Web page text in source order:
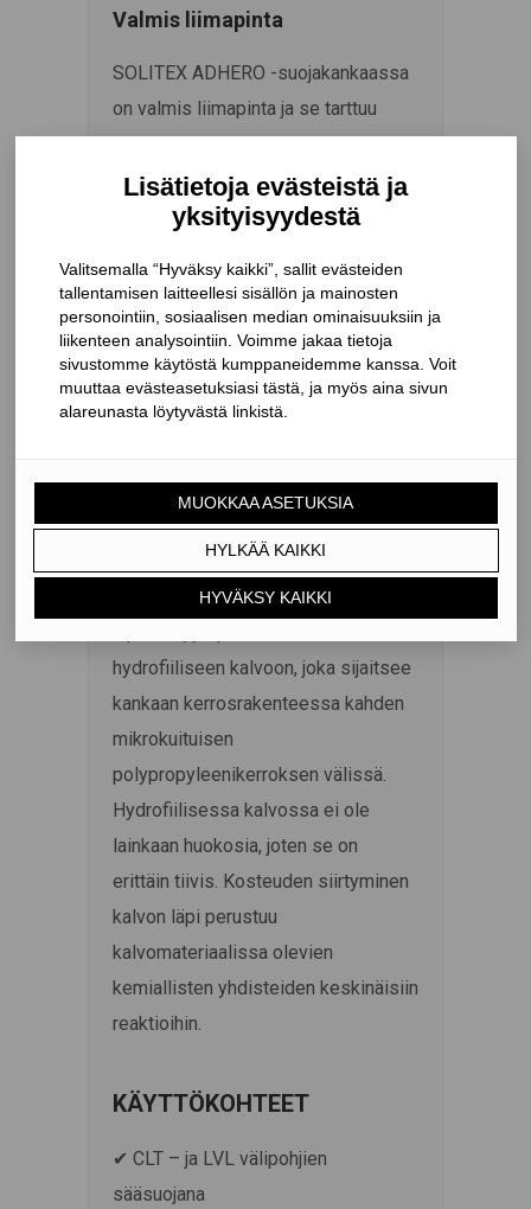
Valmis liimapinta
SOLITEX ADHERO -suojakankaassa
on valmis liimapinta ja se tarttuu
hyvin kaikkiin tavallisimpiin
alustoihin. Sileille mineraalipinnoille,
kuten esimerkiksi sementtilevyihin ja
esimerkiksi puukuitulevyihin
kiinnitettäessä kankaan vastepinta
on käsiteltävä TESCON PRIMER -
pohjustusaineella ennen kankaan
asentamista.
Adhero pitää vettä ja läpäisee
vesihöyryä
SOLITEX ADHERO -suojakankaan
vesitiiveys ja vesihöyryn
hydrofiiliseen kalvoon, joka sijaitsee
kankaan kerrosrakenteessa kahden
mikrokuituisen
polypropyleenikerroksen välissä.
Hydrofiilisessa kalvossa ei ole
lainkaan huokosia, joten se on
erittäin tiivis. Kosteuden siirtyminen
kalvon läpi perustuu
kalvomateriaalissa olevien
kemiallisten yhdisteiden keskinäisiin
reaktioihin.
KÄYTTÖKOHTEET
✔ CLT – ja LVL välipohjien
sääsuojana